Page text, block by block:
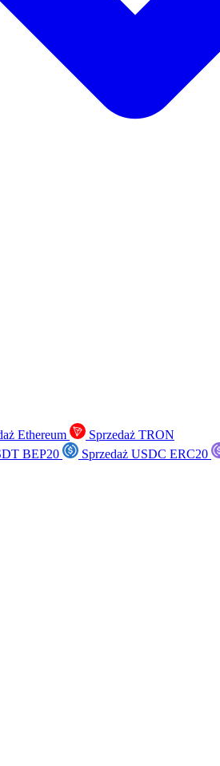
Ethereum
Sprzedaż TRON
BEP20 Sprzedaż USDC ERC20